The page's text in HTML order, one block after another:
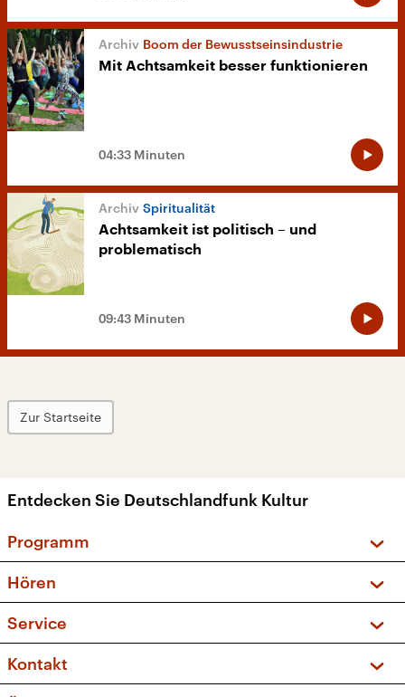
Boom der Bewusstseinsindustrie
Mit Achtsamkeit besser funktionieren
04:33 Minuten
Spiritualität
Achtsamkeit ist politisch – und
problematisch
09:43 Minuten
Zur Startseite
Entdecken Sie Deutschlandfunk Kultur
Programm
Sendungen und Podcasts
Musikliste
Kakadu – Das Kinderprogramm
Hören
Frequenzen (UKW + DAB+)
Service
FAQ
Apps
Kontakt